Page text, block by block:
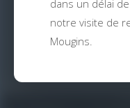
dans un délai de
notre visite de
Mougins.